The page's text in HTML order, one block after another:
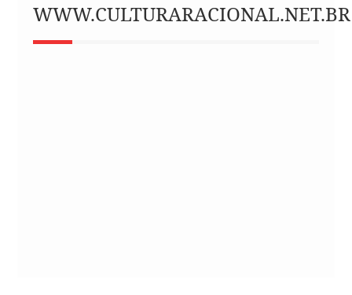
WWW.CULTURARACIONAL.NET.BR